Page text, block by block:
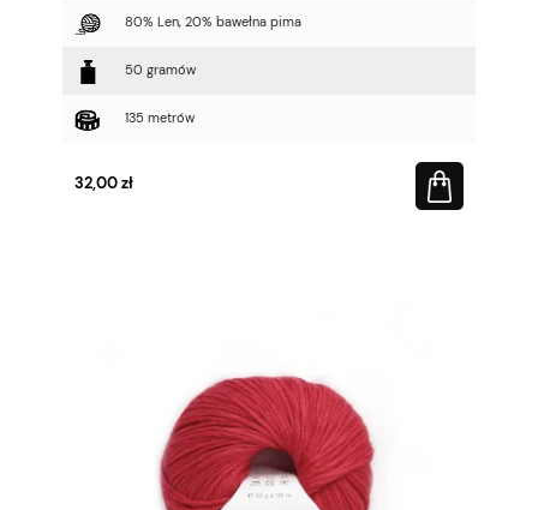
80% Len, 20% bawełna pima
50 gramów
135 metrów
32,00 zł